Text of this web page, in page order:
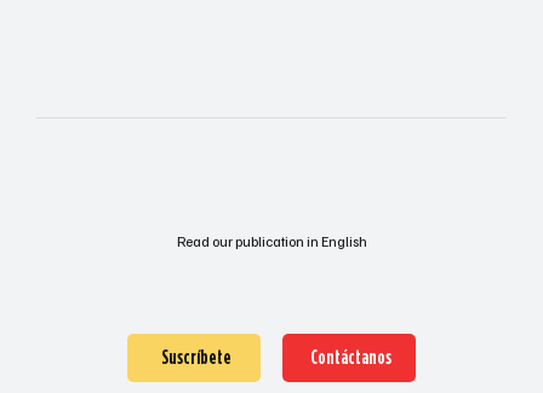
Read our publication in English
Suscríbete Contáctanos